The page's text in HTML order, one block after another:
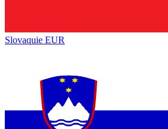
Slovaquie EUR